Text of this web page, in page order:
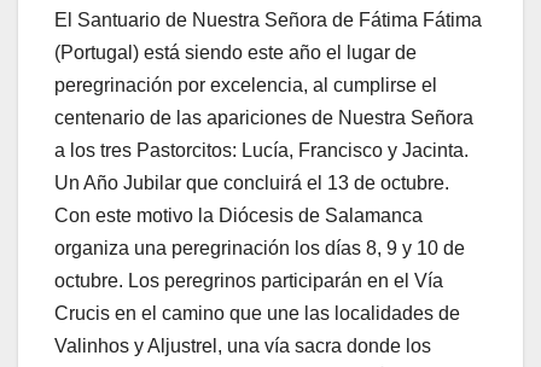
El Santuario de Nuestra Señora de Fátima Fátima
(Portugal) está siendo este año el lugar de
peregrinación por excelencia, al cumplirse el
centenario de las apariciones de Nuestra Señora
a los tres Pastorcitos: Lucía, Francisco y Jacinta.
Un Año Jubilar que concluirá el 13 de octubre.
Con este motivo la Diócesis de Salamanca
organiza una peregrinación los días 8, 9 y 10 de
octubre. Los peregrinos participarán en el Vía
Crucis en el camino que une las localidades de
Valinhos y Aljustrel, una vía sacra donde los